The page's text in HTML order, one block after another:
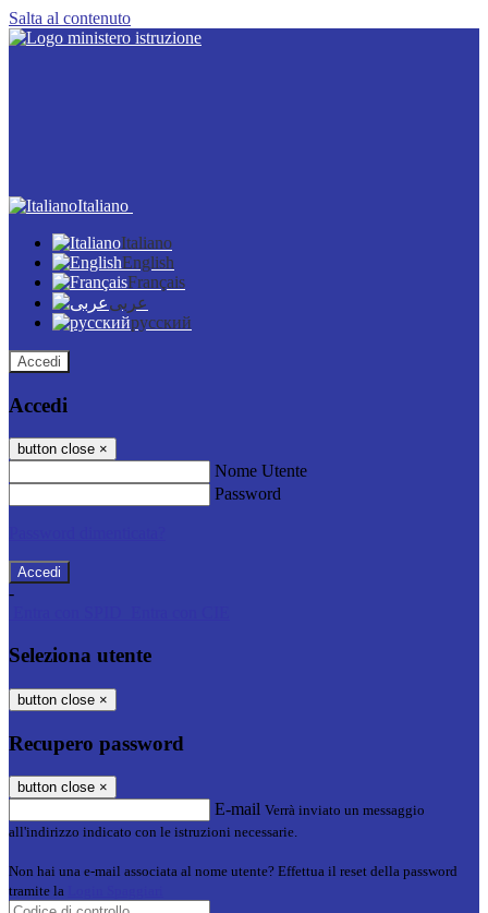
Salta al contenuto
Italiano
Italiano
English
Français
عربى
русский
Accedi
Accedi
button close ×
Nome Utente
Password
-
Seleziona utente
button close ×
Recupero password
button close ×
E-mail Verrà inviato un messaggio
all'indirizzo indicato con le istruzioni necessarie.
Non hai una e-mail associata al nome utente? Effettua il reset della password
tramite la